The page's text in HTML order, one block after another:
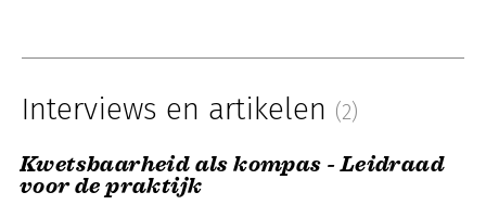
Interviews en artikelen (2)
Kwetsbaarheid als kompas - Leidraad
voor de praktijk